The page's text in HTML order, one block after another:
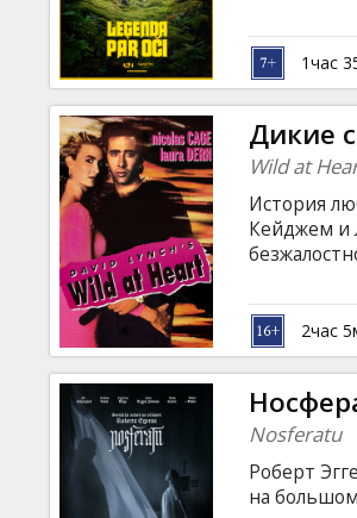
находит в
Фильм на
1час
Дикие
Wild at
История
Кейджем и
частный
Мариэтта
Сантоса…
языках.
2час
Nosferatu
Роберт
на